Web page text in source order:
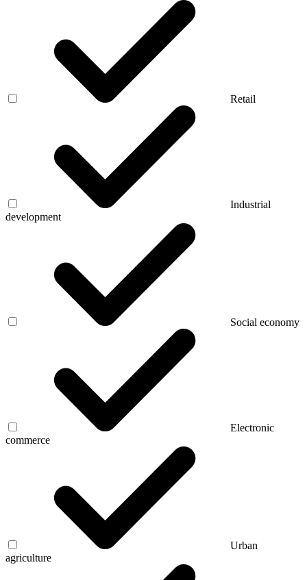
Retail
Industrial
development
Social economy
Electronic
commerce
Urban
agriculture